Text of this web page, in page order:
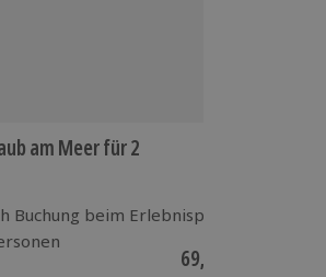
am Meer für 2
Buchung beim Erlebnispartner
69,90 €